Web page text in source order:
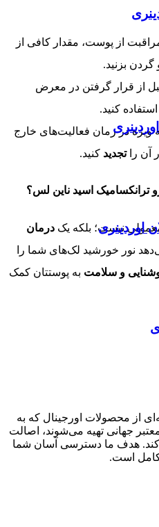
از پوست، مقدار کافی از
بزنید.
۳۰ دقیقه قبل از قرار گرفتن در معرض
کنید.
ویژه در زمان فعالیت‌های خارج
تجدید کنید.
ترانکسامیک اسید ناین‌ لس؟
نیست؛ بلکه یک درمان
نور خورشید لک‌های شما را
و سلامت به پوستتان کمک
از محصولات اورجینال که به
جهانی تهیه می‌شوند، اصالت
هدف ما دسترسی آسان شما
کامل است.